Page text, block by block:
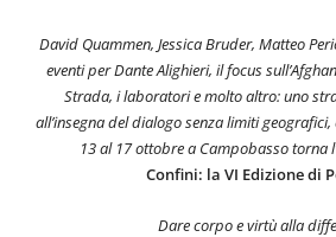
David Quammen, Jessica Bruder, Matteo
eventi per Dante Alighieri, il focus
Strada, i laboratori e molto altro: uno
all’insegna del dialogo senza limiti
13 al 17 ottobre a Campobasso torna
Confini: la VI Edizione di
Dare corpo e virtù alla